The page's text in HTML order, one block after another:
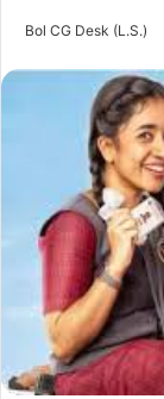
Bol CG Desk (L.S.)